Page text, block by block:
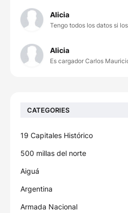
Alicia
Tengo todos los datos si
Alicia
Es cargador Carlos
CATEGORIES
19 Capitales Histórico
500 millas del norte
Aiguá
Argentina
Armada Nacional